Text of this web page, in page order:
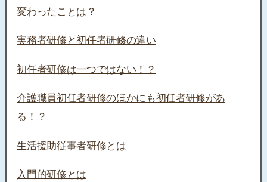
変わったことは？
実務者研修と初任者研修の違い
初任者研修は一つではない！？
介護職員初任者研修のほかにも初任者研修があ
る！？
生活援助従事者研修とは
入門的研修とは